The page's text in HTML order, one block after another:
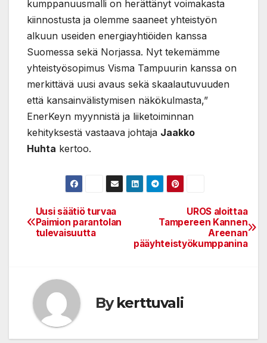
kumppanuusmalli on herättänyt voimakasta
kiinnostusta ja olemme saaneet yhteistyön
alkuun useiden energiayhtiöiden kanssa
Suomessa sekä Norjassa. Nyt tekemämme
yhteistyösopimus Visma Tampuurin kanssa on
merkittävä uusi avaus sekä skaalautuvuuden
että kansainvälistymisen näkökulmasta,”
EnerKeyn myynnistä ja liiketoiminnan
kehityksestä vastaava johtaja Jaakko
Huhta kertoo.
Post
navigation
UROS aloittaa
Tampereen Kannen
Areenan
pääyhteistyökumppanina
Uusi säätiö turvaa
Paimion parantolan
tulevaisuutta
Bykerttuvali